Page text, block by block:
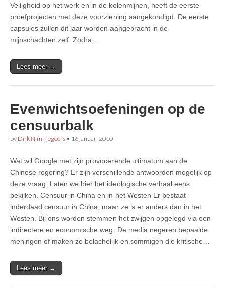
Veiligheid op het werk en in de kolenmijnen, heeft de eerste
proefprojecten met deze voorziening aangekondigd. De eerste
capsules zullen dit jaar worden aangebracht in de
mijnschachten zelf. Zodra…
Lees meer →
Evenwichtsoefeningen op de
censuurbalk
by Dirk Nimmegeers • 16 januari 2010
Wat wil Google met zijn provocerende ultimatum aan de
Chinese regering? Er zijn verschillende antwoorden mogelijk op
deze vraag. Laten we hier het ideologische verhaal eens
bekijken. Censuur in China en in het Westen Er bestaat
inderdaad censuur in China, maar ze is er anders dan in het
Westen. Bij ons worden stemmen het zwijgen opgelegd via een
indirectere en economische weg. De media negeren bepaalde
meningen of maken ze belachelijk en sommigen die kritische…
Lees meer →